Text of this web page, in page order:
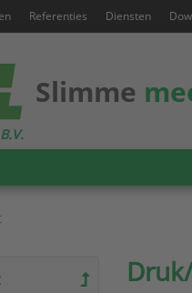
Referenties Diensten
Slimme